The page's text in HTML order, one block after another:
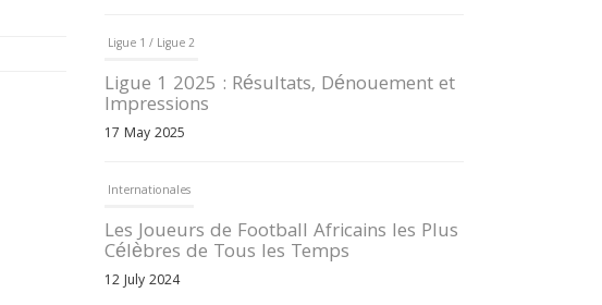
Ligue 1 / Ligue 2
Ligue 1 2025 : Résultats, Dénouement et
Impressions
17 May 2025
Internationales
Les Joueurs de Football Africains les Plus
Célèbres de Tous les Temps
12 July 2024